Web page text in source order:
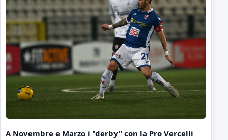
A Novembre e Marzo i "derby" con la Pro Vercelli